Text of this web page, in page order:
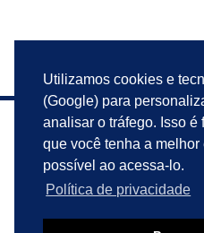
Utilizamos cookies e
(Google) para
analisar o tráfego. Isso é
que você tenha a melhor
possível ao acessa-lo.
Política de privacidade